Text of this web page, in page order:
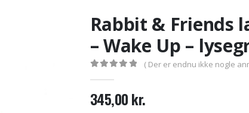
Rabbit & Friends
– Wake Up –
( Der er endnu ikke nogle
345,00kr.